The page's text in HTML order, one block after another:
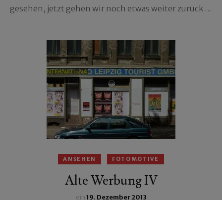
gesehen, jetzt gehen wir noch etwas weiter zurück …
ANSEHEN FOTOMOTIVE
Alte Werbung IV
ein19. Dezember 2013